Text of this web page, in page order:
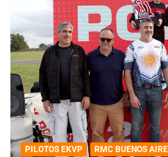
PILOTOS EKVP RMC BUENOS